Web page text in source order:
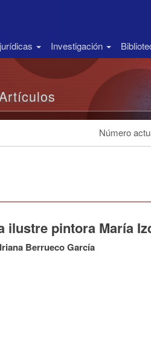
Investigación
Número
ilustre pintora María
Berrueco García